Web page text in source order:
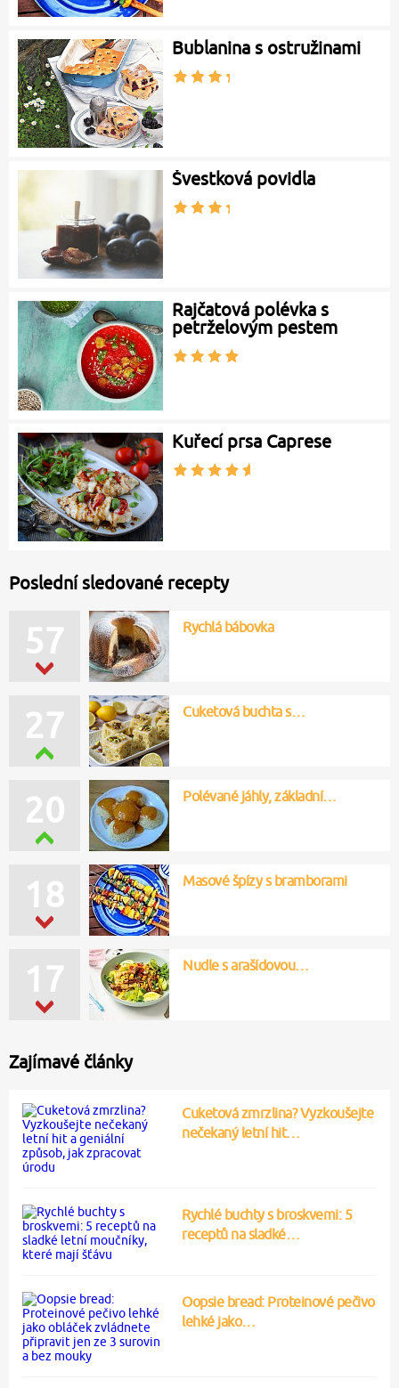
Bublanina s ostružinami
Švestková povidla
Rajčatová polévka s
petrželovým pestem
Kuřecí prsa Caprese
Poslední sledované recepty
57 Rychlá bábovka
27 Cuketová buchta s…
18 Masové špízy s bramborami
17 Nudle s arašídovou…
20 Polévané jáhly, základní…
Zajímavé články
Cuketová zmrzlina? Vyzkoušejte
nečekaný letní hit…
Rychlé buchty s broskvemi: 5
receptů na sladké…
Oopsie bread: Proteinové pečivo
lehké jako…